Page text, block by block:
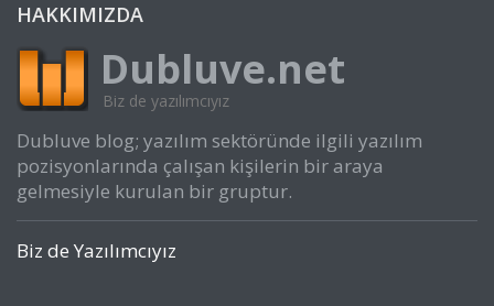
HAKKIMIZDA
Dubluve.net
Biz de yazılımcıyız
Dubluve blog; yazılım sektöründe ilgili yazılım
pozisyonlarında çalışan kişilerin bir araya
gelmesiyle kurulan bir gruptur.
Biz de Yazılımcıyız